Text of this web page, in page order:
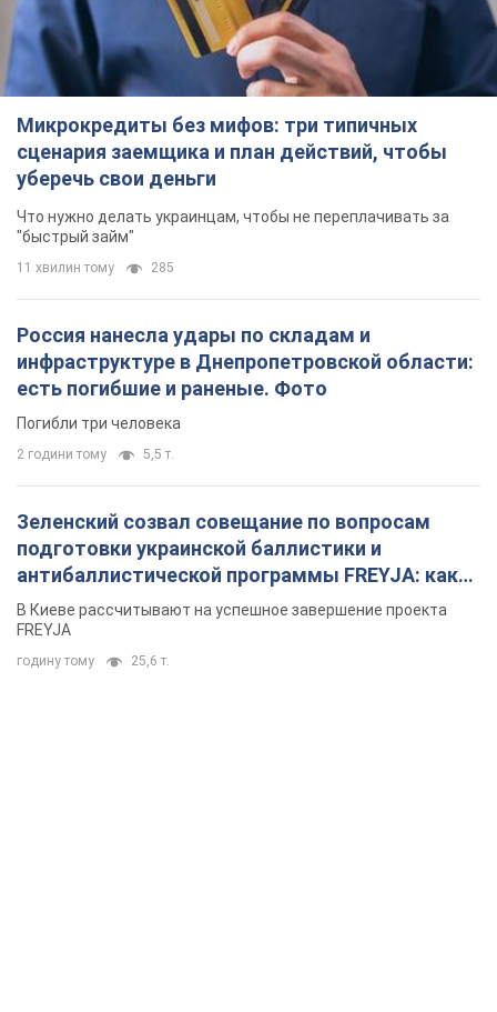
Микрокредиты без мифов: три типичных
сценария заемщика и план действий, чтобы
уберечь свои деньги
Что нужно делать украинцам, чтобы не переплачивать за
"быстрый займ"
11 хвилин тому 285
Россия нанесла удары по складам и
инфраструктуре в Днепропетровской области:
есть погибшие и раненые. Фото
Погибли три человека
2 години тому 5,5 т.
Зеленский созвал совещание по вопросам
подготовки украинской баллистики и
антибаллистической программы FREYJA: какие
решения готовятся
В Киеве рассчитывают на успешное завершение проекта
FREYJA
годину тому 25,6 т.